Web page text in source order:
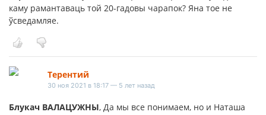
каму рамантаваць той 20-гадовы чарапок? Яна тое не
ўсведамляе.
Терентий
30 ноя 2021 в 18:17 — 5 лет назад
Блукач ВАЛАЦУЖНЫ, Да мы все понимаем, но и Наташа